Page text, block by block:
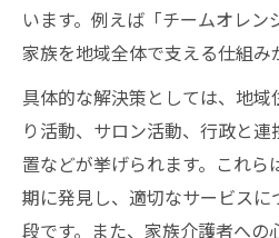
います。例えば「チームオレン
家族を地域全体で支える仕組み
具体的な解決策としては、地
り活動、サロン活動、行政と
置などが挙げられます。これ
期に発見し、適切なサービス
段です。また、家族介護者へ